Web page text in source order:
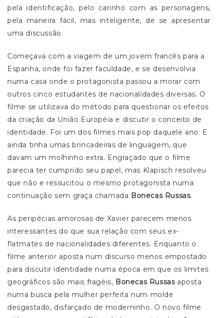
pela identificação, pelo carinho com as personagens,
pela maneira fácil, mas inteligente, de se apresentar
uma discussão.
Começava com a viagem de um jovem francês para a
Espanha, onde foi fazer faculdade, e se desenvolvia
numa casa onde o protagonista passou a morar com
outros cinco estudantes de nacionalidades diversas. O
filme se utilizava do método para questionar os efeitos
da criação da União Européia e discutir o conceito de
identidade. Foi um dos filmes mais pop daquele ano. E
ainda tinha umas brincadeiras de linguagem, que
davam um molhinho extra. Engraçado que o filme
parecia ter cumprido seu papel, mas Klapisch resolveu
que não e ressucitou o mesmo protagonista numa
continuação sem graça chamada Bonecas Russas.
As peripécias amorosas de Xavier parecem menos
interessantes do que sua relação com seus ex-
flatmates de nacionalidades diferentes. Enquanto o
filme anterior aposta num discurso menos empostado
para discutir identidade numa época em que os limites
geográficos são mais fragéis, Bonecas Russasaposta
numa busca pela mulher perfeita num molde
desgastado, disfarçado de moderninho. O novo filme